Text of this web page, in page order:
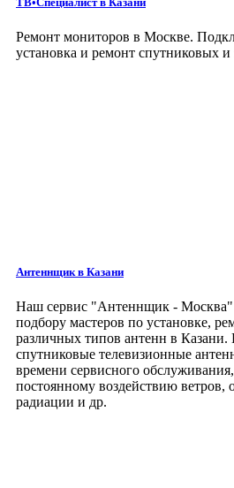
Ремонт мониторов в Москве.
установка и ремонт спутниковых
Антеннщик в Казани
Наш сервис "Антеннщик - Москва"
подбору мастеров по установке,
различных типов антенн в
спутниковые телевизионные
времени сервисного
постоянному воздействию ветров,
радиации и др.